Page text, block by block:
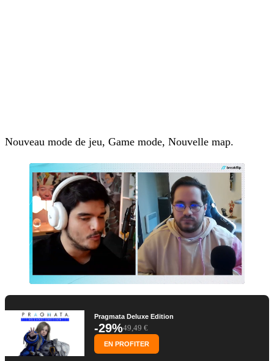
Nouveau mode de jeu, Game mode, Nouvelle map.
Pragmata Deluxe Edition
-29%49,49 €
EN PROFITER